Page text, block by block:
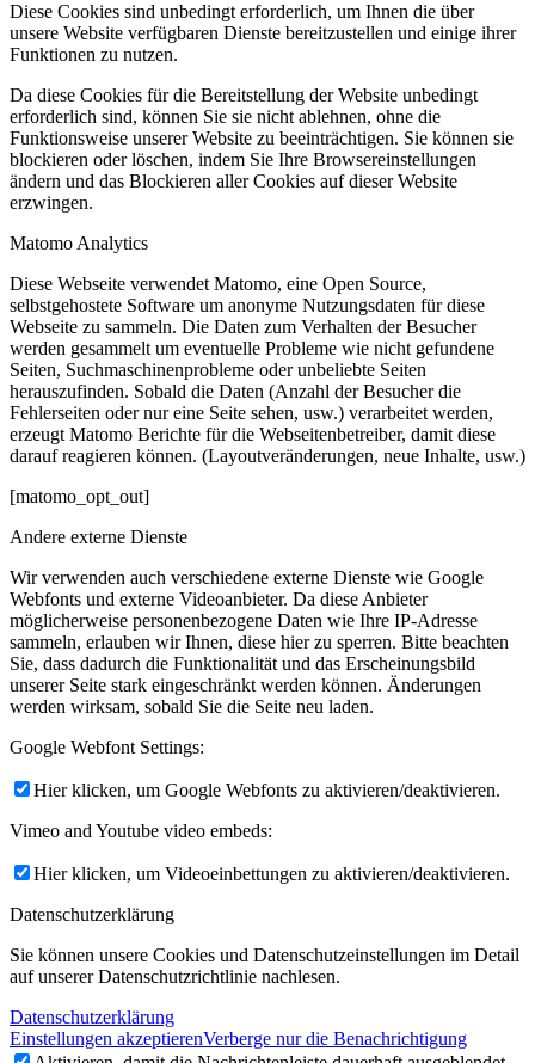
Diese Cookies sind unbedingt erforderlich, um Ihnen die über
unsere Website verfügbaren Dienste bereitzustellen und einige ihrer
Funktionen zu nutzen.
Da diese Cookies für die Bereitstellung der Website unbedingt
erforderlich sind, können Sie sie nicht ablehnen, ohne die
Funktionsweise unserer Website zu beeinträchtigen. Sie können sie
blockieren oder löschen, indem Sie Ihre Browsereinstellungen
ändern und das Blockieren aller Cookies auf dieser Website
erzwingen.
Matomo Analytics
Diese Webseite verwendet Matomo, eine Open Source,
selbstgehostete Software um anonyme Nutzungsdaten für diese
Webseite zu sammeln. Die Daten zum Verhalten der Besucher
werden gesammelt um eventuelle Probleme wie nicht gefundene
Seiten, Suchmaschinenprobleme oder unbeliebte Seiten
herauszufinden. Sobald die Daten (Anzahl der Besucher die
Fehlerseiten oder nur eine Seite sehen, usw.) verarbeitet werden,
erzeugt Matomo Berichte für die Webseitenbetreiber, damit diese
darauf reagieren können. (Layoutveränderungen, neue Inhalte, usw.)
[matomo_opt_out]
Andere externe Dienste
Wir verwenden auch verschiedene externe Dienste wie Google
Webfonts und externe Videoanbieter. Da diese Anbieter
möglicherweise personenbezogene Daten wie Ihre IP-Adresse
sammeln, erlauben wir Ihnen, diese hier zu sperren. Bitte beachten
Sie, dass dadurch die Funktionalität und das Erscheinungsbild
unserer Seite stark eingeschränkt werden können. Änderungen
werden wirksam, sobald Sie die Seite neu laden.
Google Webfont Settings:
Hier klicken, um Google Webfonts zu aktivieren/deaktivieren.
Vimeo and Youtube video embeds:
Hier klicken, um Videoeinbettungen zu aktivieren/deaktivieren.
Datenschutzerklärung
Sie können unsere Cookies und Datenschutzeinstellungen im Detail
auf unserer Datenschutzrichtlinie nachlesen.
Datenschutzerklärung
Einstellungen akzeptierenVerberge nur die Benachrichtigung